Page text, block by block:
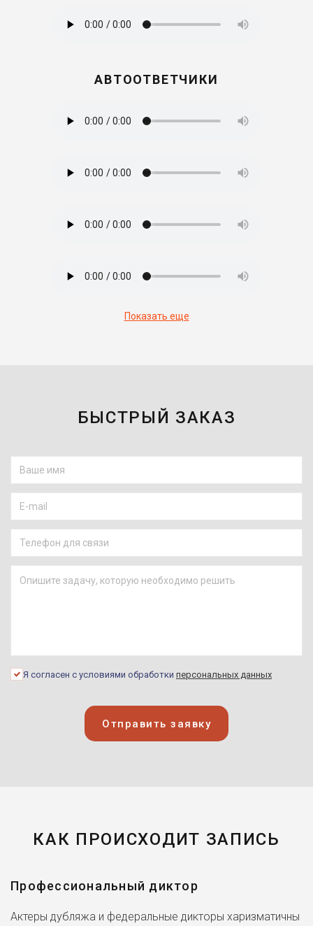
АВТООТВЕТЧИКИ
Показать еще
БЫСТРЫЙ ЗАКАЗ
Я согласен с условиями обработки персональных данных
Отправить заявку
КАК ПРОИСХОДИТ ЗАПИСЬ
Профессиональный диктор
Актеры дубляжа и федеральные дикторы харизматичны